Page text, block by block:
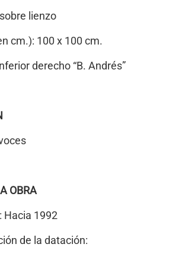
lienzo
cm.): 100 x 100 cm.
derecho “B. Andrés”
OBRA
1992
de la datación: